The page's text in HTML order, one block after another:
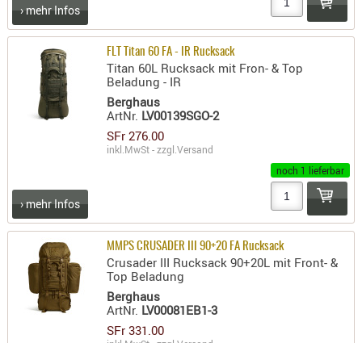
› mehr Infos
FLT Titan 60 FA - IR Rucksack
Titan 60L Rucksack mit Fron- & Top
Beladung - IR
Berghaus
ArtNr. LV00139SGO-2
SFr 276.00
inkl.MwSt - zzgl.Versand
noch 1 lieferbar
› mehr Infos
MMPS CRUSADER III 90+20 FA Rucksack
Crusader III Rucksack 90+20L mit Front- &
Top Beladung
Berghaus
ArtNr. LV00081EB1-3
SFr 331.00